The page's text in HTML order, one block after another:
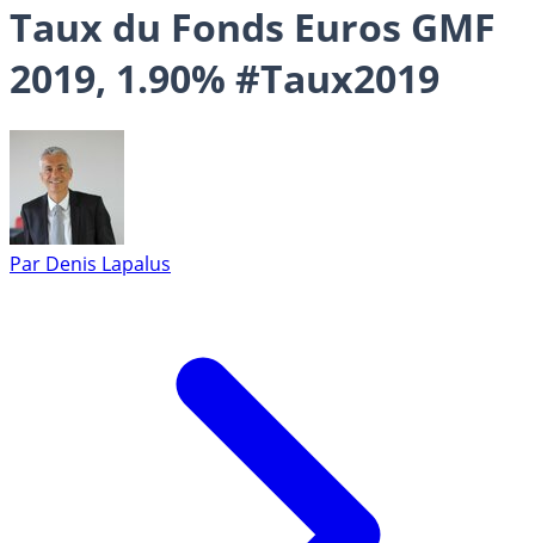
Taux du Fonds Euros GMF
2019, 1.90% #Taux2019
Par Denis Lapalus